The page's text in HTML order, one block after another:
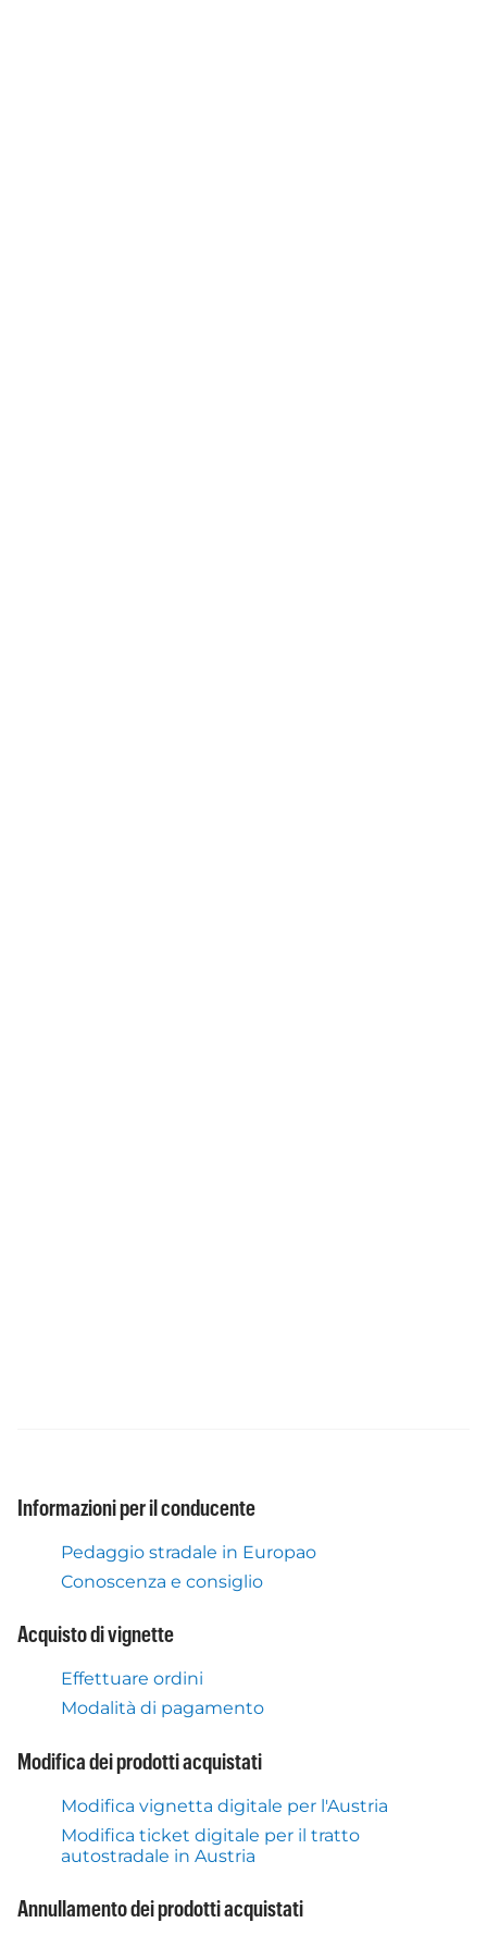
Informazioni per il conducente
Pedaggio stradale in Europao
Conoscenza e consiglio
Acquisto di vignette
Effettuare ordini
Modalità di pagamento
Modifica dei prodotti acquistati
Modifica vignetta digitale per l'Austria
Modifica ticket digitale per il tratto
autostradale in Austria
Annullamento dei prodotti acquistati